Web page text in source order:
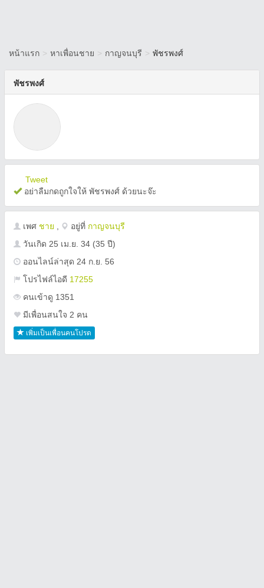
หน้าแรก > หาเพื่อนชาย > กาญจนบุรี > พัชรพงศ์
พัชรพงศ์
Tweet
อย่าลืมกดถูกใจให้ พัชรพงศ์ ด้วยนะจ๊ะ
เพศ ชาย อยู่ที่ กาญจนบุรี
วันเกิด 25 เม.ย. 34 (35 ปี)
ออนไลน์ล่าสุด 24 ก.ย. 56
โปรไฟล์ไอดี 17255
คนเข้าดู 1351
มีเพื่อนสนใจ 2 คน
เพิ่มเป็นเพื่อนคนโปรด